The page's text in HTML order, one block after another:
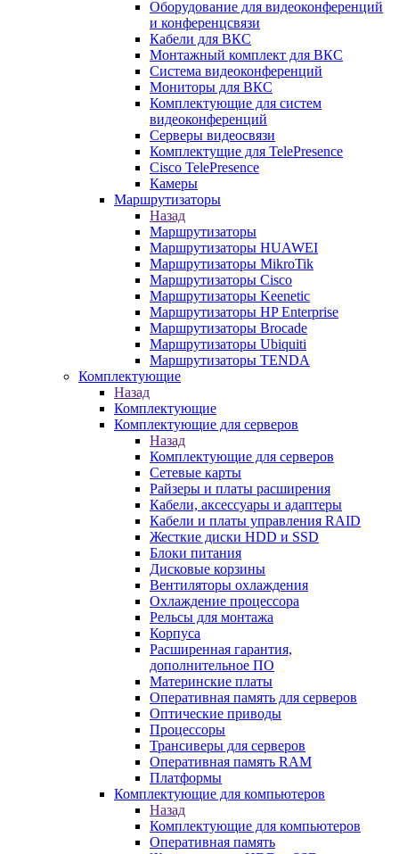
Оборудование для видеоконференций
и конференцсвязи
Кабели для ВКС
Монтажный комплект для ВКС
Система видеоконференций
Мониторы для ВКС
Комплектующие для систем
видеоконференций
Серверы видеосвязи
Комплектущие для TelePresence
Cisco TelePresence
Камеры
Маршрутизаторы
Назад
Маршрутизаторы
Маршрутизаторы HUAWEI
Маршрутизаторы MikroTik
Маршрутизаторы Cisco
Маршрутизаторы Keenetic
Маршрутизаторы HP Enterprise
Маршрутизаторы Brocade
Маршрутизаторы Ubiquiti
Маршрутизаторы TENDA
Комплектующие
Назад
Комплектующие
Комплектующие для серверов
Назад
Комплектующие для серверов
Сетевые карты
Райзеры и платы расширения
Кабели, аксессуары и адаптеры
Кабели и платы управления RAID
Жесткие диски HDD и SSD
Блоки питания
Дисковые корзины
Вентиляторы охлаждения
Охлаждение процессора
Рельсы для монтажа
Корпуса
Расширенная гарантия,
дополнительное ПО
Материнские платы
Оперативная память для серверов
Оптические приводы
Процессоры
Трансиверы для серверов
Оперативная память RAM
Платформы
Комплектующие для компьютеров
Назад
Комплектующие для компьютеров
Оперативная память